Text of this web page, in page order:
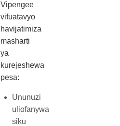
Vipengee
vifuatavyo
havijatimiza
masharti
ya
kurejeshewa
pesa:
Ununuzi
uliofanywa
siku